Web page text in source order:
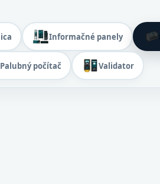
Informačné panely
Palubný počítač Validator